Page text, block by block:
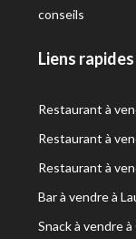
conseils
Liens rapides
Restaurant à
Restaurant à
Restaurant à
Bar à vendre à
Snack à vendre